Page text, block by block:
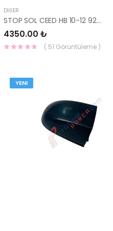
DIĞER
STOP SOL CEED HB 10-12 92401-1H050-DEPO
4350.00 ₺
( 51 Görüntüleme )
YENI